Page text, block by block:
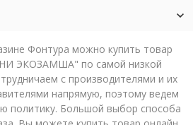
Фонтура можно купить товар
ЭКОЗАМША" по самой низкой
с производителями и их
напрямую, поэтому ведем
политику. Большой выбор способа